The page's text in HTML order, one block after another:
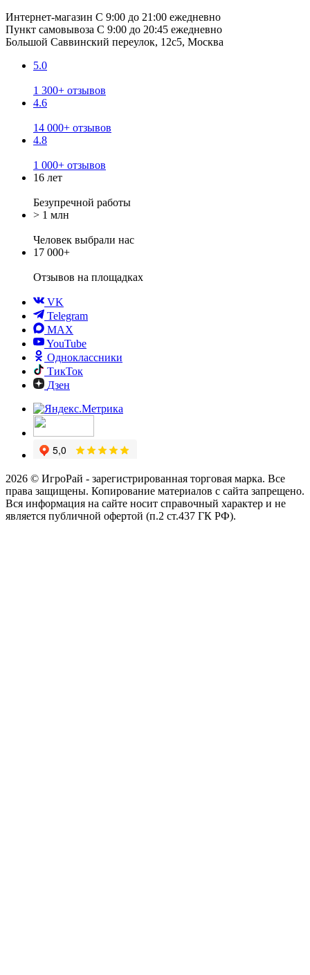
Интернет-магазин С 9:00 до 21:00 ежедневно
Пункт самовывоза С 9:00 до 20:45 ежедневно
Большой Саввинский переулок, 12с5, Москва
5.0
1 300+ отзывов
4.6
14 000+ отзывов
4.8
1 000+ отзывов
16 лет
Безупречной работы
> 1 млн
Человек выбрали нас
17 000+
Отзывов на площадках
VK
Telegram
MAX
YouTube
Одноклассники
ТикТок
Дзен
2026 © ИгроРай - зарегистрированная торговая марка. Все
права защищены. Копирование материалов с сайта запрещено.
Вся информация на сайте носит справочный характер и не
является публичной офертой (п.2 ст.437 ГК РФ).